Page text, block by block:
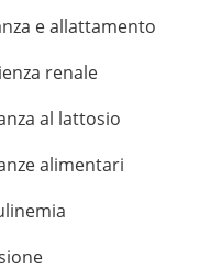
e allattamento
renale
al lattosio
alimentari